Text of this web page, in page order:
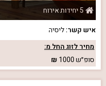
5 יחידות אירוח
איש קשר:ליסיה
מחיר לזוג החל מ:
סופ״ש1000